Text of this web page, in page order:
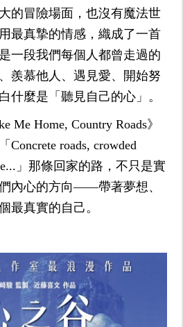
的冒險場面，也沒有魔法世
最真摯的情感，織成了一首
一段我們每個人都曾走過的
慕他人、遇見愛、開始努
什麼是「聽見自己的心」。
Me Home, Country Roads》
Concrete roads, crowded
」那條回家的路，不只是實
內心的方向——帶著夢想、
最真實的自己。